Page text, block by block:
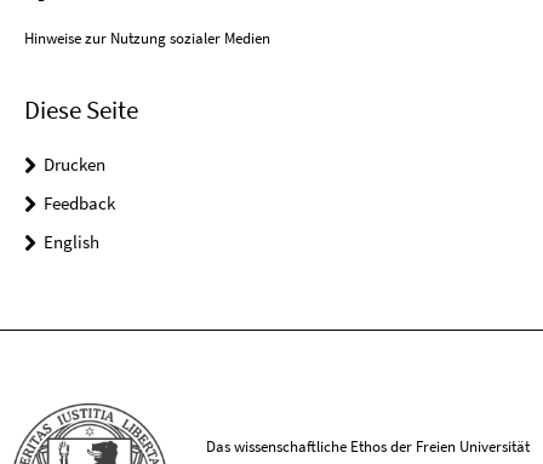
Hinweise zur Nutzung sozialer Medien
Diese Seite
Drucken
Feedback
English
Das wissenschaftliche Ethos der Freien Universität